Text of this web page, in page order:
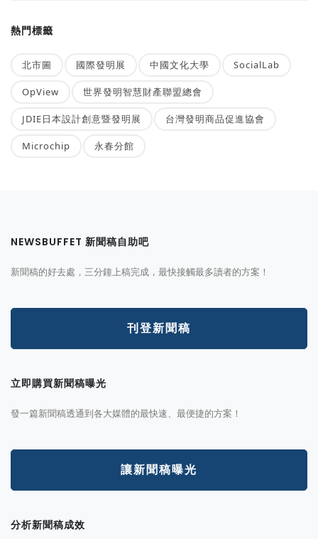
熱門標籤
北市圖 國際發明展 中國文化大學 SocialLab
OpView 世界發明智慧財產聯盟總會
JDIE日本設計創意暨發明展 台灣發明商品促進協會
Microchip 永春分館
NEWSBUFFET 新聞稿自助吧
新聞稿的好去處，三分鐘上稿完成，最快接觸最多讀者的方案！
刊登新聞稿
立即購買新聞稿曝光
發一篇新聞稿透通到各大媒體的最快速、最便捷的方案！
讓新聞稿曝光
分析新聞稿成效